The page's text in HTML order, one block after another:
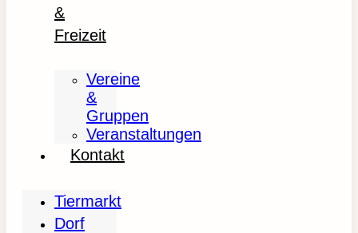
&
Freizeit
Vereine
&
Gruppen
Veranstaltungen
Kontakt
Tiermarkt
Dorf